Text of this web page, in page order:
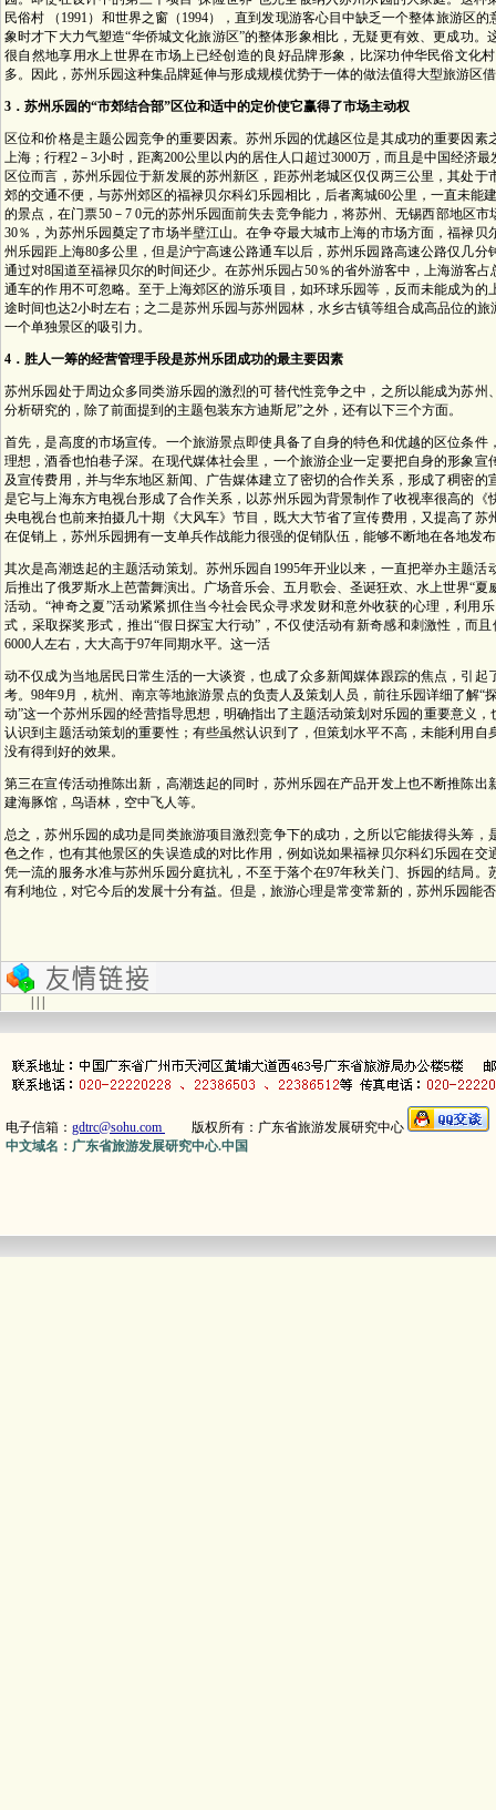
民俗村 （1991）和世界之窗（1994），直到发现游客心目中缺乏一个整体旅游区
象时才下大力气塑造“华侨城文化旅游区”的整体形象相比，无疑更有效、更成功
很自然地享用水上世界在市场上已经创造的良好品牌形象，比深功仲华民俗文化
多。因此，苏州乐园这种集品牌延伸与形成规模优势于一体的做法值得大型旅游区
3．苏州乐园的“市郊结合部”区位和适中的定价使它赢得了市场主动权
区位和价格是主题公园竞争的重要因素。苏州乐园的优越区位是其成功的重要因
上海；行程2－3小时，距离200公里以内的居住人口超过3000万，而且是中国经济
区位而言，苏州乐园位于新发展的苏州新区，距苏州老城区仅仅两三公里，其处
郊的交通不便，与苏州郊区的福禄贝尔科幻乐园相比，后者离城60公里，一直未能
的景点，在门票50－7 0元的苏州乐园面前失去竞争能力，将苏州、无锡西部地区
30％，为苏州乐园奠定了市场半壁江山。在争夺最大城市上海的市场方面，福禄
州乐园距上海80多公里，但是沪宁高速公路通车以后，苏州乐园路高速公路仅几
通过对8国道至福禄贝尔的时间还少。在苏州乐园占50％的省外游客中，上海游客
通车的作用不可忽略。至于上海郊区的游乐项目，如环球乐园等，反而未能成为
途时间也达2小时左右；之二是苏州乐园与苏州园林，水乡古镇等组合成高品位的
一个单独景区的吸引力。
4．胜人一筹的经营管理手段是苏州乐团成功的最主要因素
苏州乐园处于周边众多同类游乐园的激烈的可替代性竞争之中，之所以能成为苏
分析研究的，除了前面提到的主题包装东方迪斯尼”之外，还有以下三个方面。
首先，是高度的市场宣传。一个旅游景点即使具备了自身的特色和优越的区位条
理想，酒香也怕巷子深。在现代媒体社会里，一个旅游企业一定要把自身的形象
及宣传费用，并与华东地区新闻、广告媒体建立了密切的合作关系，形成了稠密
是它与上海东方电视台形成了合作关系，以苏州乐园为背景制作了收视率很高的
央电视台也前来拍摄几十期《大风车》节目，既大大节省了宣传费用，又提高了
在促销上，苏州乐园拥有一支单兵作战能力很强的促销队伍，能够不断地在各地发
其次是高潮迭起的主题活动策划。苏州乐园自1995年开业以来，一直把举办主题
后推出了俄罗斯水上芭蕾舞演出。广场音乐会、五月歌会、圣诞狂欢、水上世界“
活动。“神奇之夏”活动紧紧抓住当今社会民众寻求发财和意外收获的心理，利用
式，采取探奖形式，推出“假日探宝大行动”，不仅使活动有新奇感和刺激性，而
6000人左右，大大高于97年同期水平。这一活
动不仅成为当地居民日常生活的一大谈资，也成了众多新闻媒体跟踪的焦点，引
考。98年9月，杭州、南京等地旅游景点的负责人及策划人员，前往乐园详细了解“
动”这一个苏州乐园的经营指导思想，明确指出了主题活动策划对乐园的重要意义
认识到主题活动策划的重要性；有些虽然认识到了，但策划水平不高，未能利用
没有得到好的效果。
第三在宣传活动推陈出新，高潮迭起的同时，苏州乐园在产品开发上也不断推陈
建海豚馆，鸟语林，空中飞人等。
总之，苏州乐园的成功是同类旅游项目激烈竞争下的成功，之所以它能拔得头筹
色之作，也有其他景区的失误造成的对比作用，例如说如果福禄贝尔科幻乐园在
凭一流的服务水准与苏州乐园分庭抗礼，不至于落个在97年秋关门、拆园的结局
有利地位，对它今后的发展十分有益。但是，旅游心理是常变常新的，苏州乐园能
电子信箱： gdtrc@sohu.com 版权所有：广东省旅游发展研究中心
中文域名：广东省旅游发展研究中心.中国